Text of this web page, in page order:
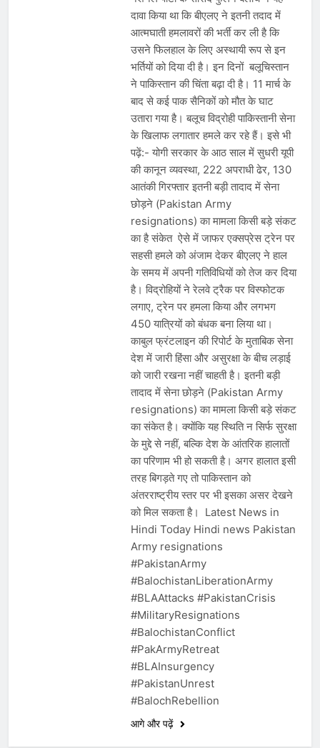
दावा किया था कि बीएलए ने इतनी तदाद में
आत्मघाती हमलावरों की भर्ती कर ली है कि
उसने फिलहाल के लिए अस्थायी रूप से इन
भर्तियों को दिया दी है। इन दिनों बलूचिस्तान
ने पाकिस्तान की चिंता बढ़ा दी है। 11 मार्च के
बाद से कई पाक सैनिकों को मौत के घाट
उतारा गया है। बलूच विद्रोही पाकिस्तानी सेना
के खिलाफ लगातार हमले कर रहे हैं। इसे भी
पढ़ें:- योगी सरकार के आठ साल में सुधरी यूपी
की कानून व्यवस्था, 222 अपराधी ढेर, 130
आतंकी गिरफ्तार इतनी बड़ी तादाद में सेना
छोड़ने (Pakistan Army
resignations) का मामला किसी बड़े संकट
का है संकेत ऐसे में जाफर एक्सप्रेस ट्रेन पर
सहसी हमले को अंजाम देकर बीएलए ने हाल
के समय में अपनी गतिविधियों को तेज कर दिया
है। विद्रोहियों ने रेलवे ट्रैक पर विस्फोटक
लगाए, ट्रेन पर हमला किया और लगभग
450 यात्रियों को बंधक बना लिया था।
काबुल फ्रंटलाइन की रिपोर्ट के मुताबिक सेना
देश में जारी हिंसा और असुरक्षा के बीच लड़ाई
को जारी रखना नहीं चाहती है। इतनी बड़ी
तादाद में सेना छोड़ने (Pakistan Army
resignations) का मामला किसी बड़े संकट
का संकेत है। क्योंकि यह स्थिति न सिर्फ सुरक्षा
के मुद्दे से नहीं, बल्कि देश के आंतरिक हालातों
का परिणाम भी हो सकती है। अगर हालात इसी
तरह बिगड़ते गए तो पाकिस्तान को
अंतरराष्ट्रीय स्तर पर भी इसका असर देखने
को मिल सकता है। Latest News in
Hindi Today Hindi news Pakistan
Army resignations
#PakistanArmy
#BalochistanLiberationArmy
#BLAAttacks #PakistanCrisis
#MilitaryResignations
#BalochistanConflict
#PakArmyRetreat
#BLAInsurgency
#PakistanUnrest
#BalochRebellion
आगे और पढ़ें